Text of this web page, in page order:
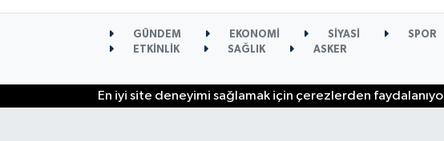
GÜNDEM EKONOMİ SİYASİ SPOR
ETKİNLİK
SAĞLIK ASKER
En iyi site deneyimi sağlamak için çerezlerden